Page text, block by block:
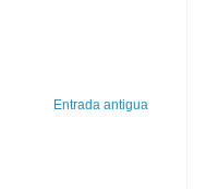
Entrada antigua